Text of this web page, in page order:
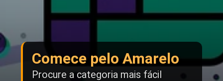
Comece pelo Amarelo
Procure a categoria mais fácil